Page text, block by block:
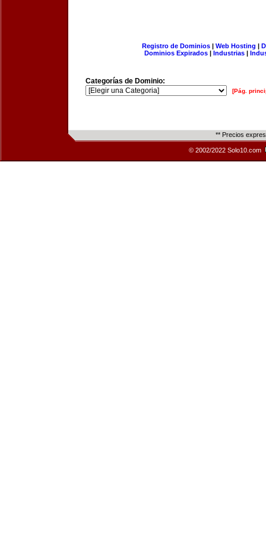
Registro de Dominios| Web Hosting |
Dominios Expirados | Industrias |
Categorías de Dominio:
[Pág.
** Precios
© 2002/2022 Solo10.com